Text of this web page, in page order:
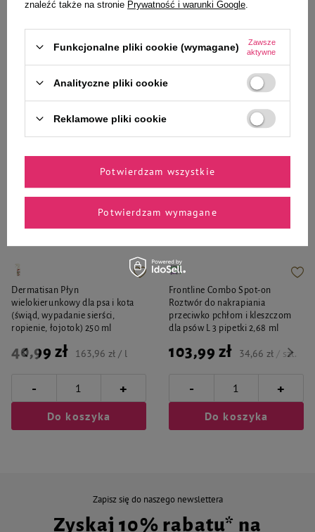
+
Do koszyka
+
Do koszyka
Zaufane i polecane przez
naszych ekspertów
Dermatisan Płyn
wielokierunkowy dla psa i kota
(świąd, wypadanie sierści,
ropienie, łojotok) 250 ml
40,99 zł 163,96 zł / l
- +
Do koszyka
Frontline Combo Spot-on
Roztwór do nakrapiania
przeciwko pchłom i kleszczom
dla psów L 3 pipetki 2,68 ml
103,99 zł 34,66 zł / szt.
- +
Do koszyka
Zapisz się do naszego newslettera
Zyskaj 10% rabatu* na
znaleźć także na stronie Prywatność i warunki Google
Funkcjonalne pliki cookie (wymagane)
Zawsze
aktywne
Analityczne pliki cookie
Reklamowe pliki cookie
Potwierdzam wymagane
Potwierdzam wszystkie